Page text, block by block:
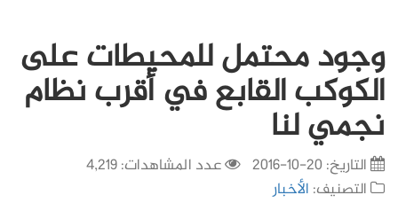
وجود محتمل للمحيطات على
الكوكب القابع في أقرب نظام
نجمي لنا
التاريخ:20-10-2016
عدد المشاهدات: 4,219
التصنيف: الأخبار